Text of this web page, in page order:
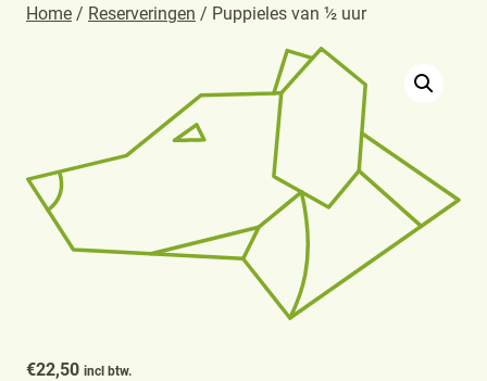
Home / Reserveringen / Puppieles van ½ uur
€22,50 incl btw.